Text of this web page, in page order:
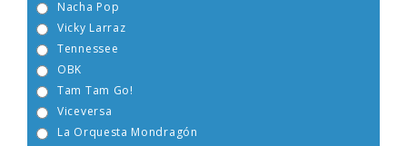
Nacha Pop
Vicky Larraz
Tennessee
OBK
Tam Tam Go!
Viceversa
La Orquesta Mondragón